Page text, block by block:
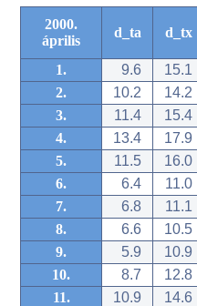
2000.
április
d_ta d_tx
1. 9.6
15.1
2.
10.2
14.2
3.
11.4
15.4
4.
13.4
17.9
5.
11.5
16.0
6.
6.4
11.0
7.
6.8
11.1
8.
6.6
10.5
9.
5.9
10.9
10.
8.7
12.8
11.
10.9
14.6